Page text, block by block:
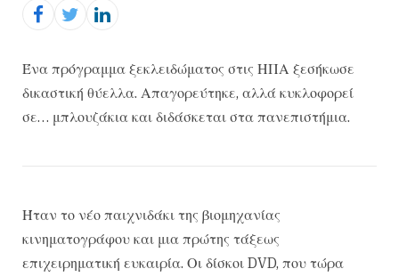
Ένα πρόγραμμα ξεκλειδώματος στις ΗΠΑ ξεσήκωσε
δικαστική θύελλα. Απαγορεύτηκε, αλλά κυκλοφορεί
σε… μπλουζάκια και διδάσκεται στα πανεπιστήμια.
Ήταν το νέο παιχνιδάκι της βιομηχανίας
κινηματογράφου και μια πρώτης τάξεως
επιχειρηματική ευκαιρία. Οι δίσκοι DVD, που τώρα